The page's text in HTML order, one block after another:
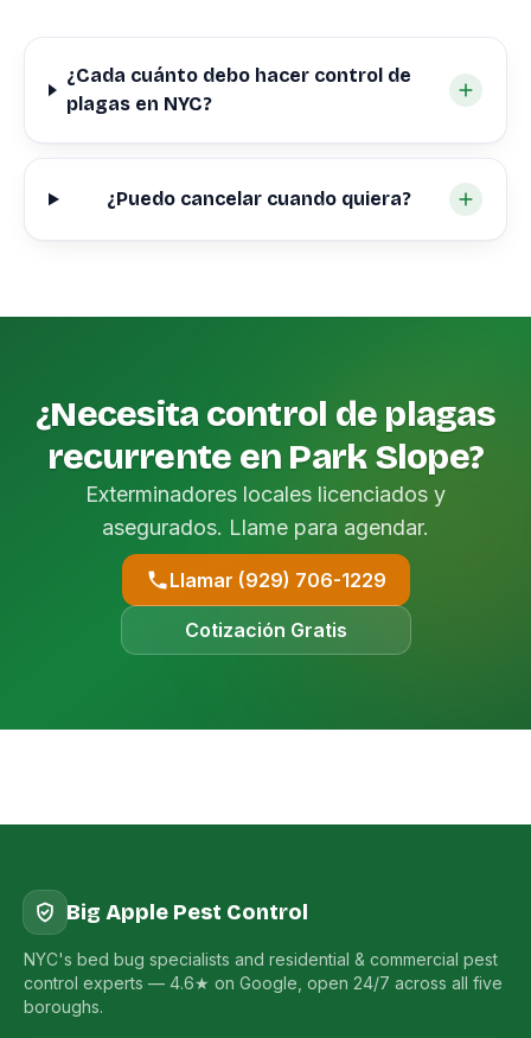
¿Cada cuánto debo hacer control de
plagas en NYC?
¿Puedo cancelar cuando quiera?
¿Necesita control de plagas
recurrente en Park Slope?
Exterminadores locales licenciados y
asegurados. Llame para agendar.
Llamar (929) 706-1229
Cotización Gratis
Big Apple Pest Control
NYC's bed bug specialists and residential & commercial pest
control experts — 4.6★ on Google, open 24/7 across all five
boroughs.